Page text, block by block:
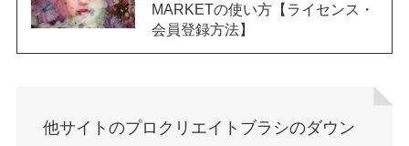
MARKETの使い方【ライセンス・
会員登録方法】
他サイトのプロクリエイトブラシのダウン